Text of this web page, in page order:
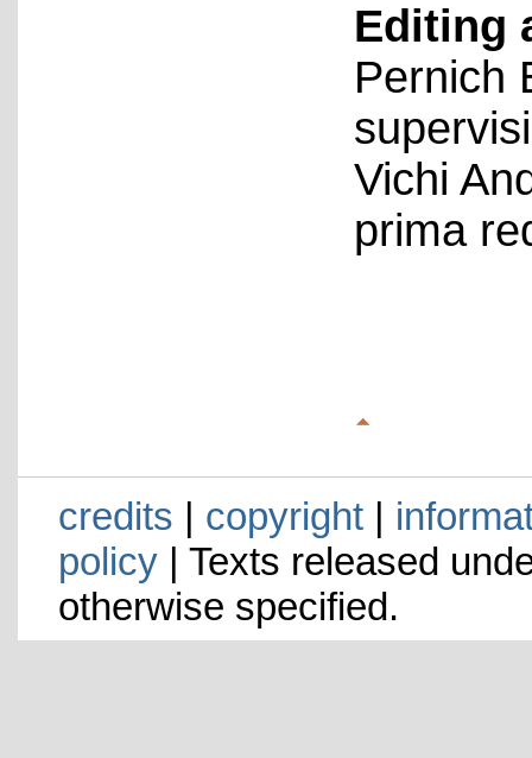
Editing
Pernich
Vichi
prima
credits | copyright|
policy| Texts released
otherwise specified.